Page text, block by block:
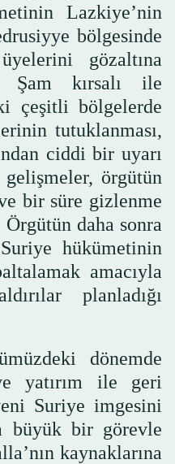
Lazkiye’nin
bölgesinde
gözaltına
Şam kırsalı ile
çeşitli bölgelerde
tutuklanması,
ciddi bir uyarı
örgütün
bir süre gizlenme
daha sonra
hükümetinin
amacıyla
planladığı
dönemde
yatırım ile geri
Suriye imgesini
büyük bir görevle
kaynaklarına